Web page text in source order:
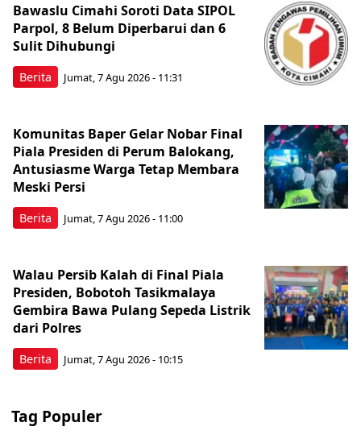
Berita
Bawaslu Cimahi Soroti Data SIPOL
Parpol, 8 Belum Diperbarui dan 6
Sulit Dihubungi
Jumat, 7 Agu 2026 - 11:31
Berita
Komunitas Baper Gelar Nobar Final
Piala Presiden di Perum Balokang,
Antusiasme Warga Tetap Membara
Meski Persi
Jumat, 7 Agu 2026 - 11:00
Berita
Walau Persib Kalah di Final Piala
Presiden, Bobotoh Tasikmalaya
Gembira Bawa Pulang Sepeda Listrik
dari Polres
Jumat, 7 Agu 2026 - 10:15
Tag Populer